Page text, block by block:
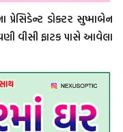
ડોક્ટર સુષ્માબેન
વીસી ફાટક પાસે આવેલા